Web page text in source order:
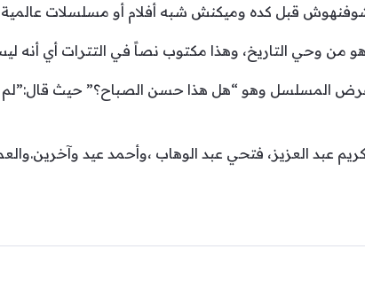
قبل كده وميكنش شبه أفلام أو مسلسلات
وحي التاريخ، وهذا مكتوب نصاً في التترات أي أنه
عرض المسلسل وهو “هل هذا حسن الصباح؟” حيث قال:”لم
عبد العزيز، فتحي عبد الوهاب ،وأحمد عيد